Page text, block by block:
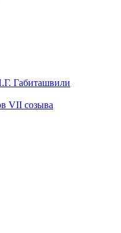
Габиташвили
VII созыва